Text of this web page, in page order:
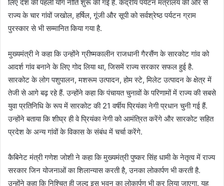
लिए देश की पहली योग नीति शुरू की गई है. केंद्रीय पर्यटन मंत्रालय की ओर से
राज्य के चार गांवों जखोल, हर्षिल, गूंजी और सूपी को सर्वश्रेष्ठ पर्यटन ग्राम
पुरस्कार से भी सम्मानित किया गया है.
मुख्यमंत्री ने कहा कि उन्होंने ग्रीष्मकालीन राजधानी गैरसैंण के सारकोट गांव को
आदर्श गांव बनाने के लिए गोद लिया था, जिसमें राज्य सरकार सफल हुई है.
सारकोट के लोग पशुपालन, मशरूम उत्पादन, होम स्टे, मिलेट उत्पादन के क्षेत्र में
तेजी से आगे बढ़ रहे हैं. उन्होंने कहा कि पंचायत चुनावों के परिणामों में राज्य की सबसे
युवा प्रतिनिधि के रूप में सारकोट की 21 वर्षीय प्रियंका नेगी प्रधान चुनी गई हैं.
उन्होंने बताया कि शीघ्र ही वे प्रियंका नेगी को आमंत्रित करेंगे और सारकोट सहित
प्रदेश के अन्य गांवों के विकास के संबंध में चर्चा करेंगे.
कैबिनेट मंत्री गणेश जोशी ने कहा कि मुख्यमंत्री पुष्कर सिंह धामी के नेतृत्व में राज्य
सरकार जिन योजनाओं का शिलान्यास करती है, उनका लोकार्पण भी करती है.
उन्होंने कहा कि निश्चित ही जल्द इस भवन का लोकार्पण भी कर लिया जाएगा. यह